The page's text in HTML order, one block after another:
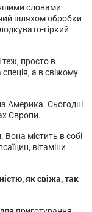
словами
шляхом обробки
гіркий
теж, просто в
а в свіжому
Америка. Сьогодні
Європи.
Вона містить в собі
вітаміни
як свіжа, так